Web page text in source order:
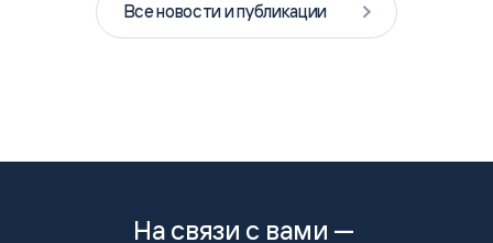
Все новости и публикации
На связи с вами —